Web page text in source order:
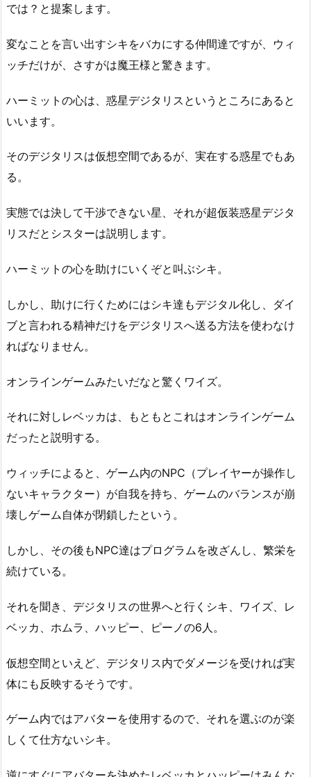
では？と提案します。
変なことを言い出すシキをバカにする仲間達ですが、ウィ
ッチだけが、さすがは魔王様と驚きます。
ハーミットの心は、惑星デジタリスというところにあると
いいます。
そのデジタリスは仮想空間であるが、実在する惑星でもあ
る。
実態では決して干渉できない星、それが超仮装惑星デジタ
リスだとシスターは説明します。
ハーミットの心を助けにいくぞと叫ぶシキ。
しかし、助けに行くためにはシキ達もデジタル化し、ダイ
ブと言われる精神だけをデジタリスへ送る方法を使わなけ
ればなりません。
オンラインゲームみたいだなと驚くワイズ。
それに対しレベッカは、もともとこれはオンラインゲーム
だったと説明する。
ウィッチによると、ゲーム内のNPC（プレイヤーが操作し
ないキャラクター）が自我を持ち、ゲームのバランスが崩
壊しゲーム自体が閉鎖したという。
しかし、その後もNPC達はプログラムを改ざんし、繁栄を
続けている。
それを聞き、デジタリスの世界へと行くシキ、ワイズ、レ
ベッカ、ホムラ、ハッピー、ピーノの6人。
仮想空間といえど、デジタリス内でダメージを受ければ実
体にも反映するそうです。
ゲーム内ではアバターを使用するので、それを選ぶのが楽
しくて仕方ないシキ。